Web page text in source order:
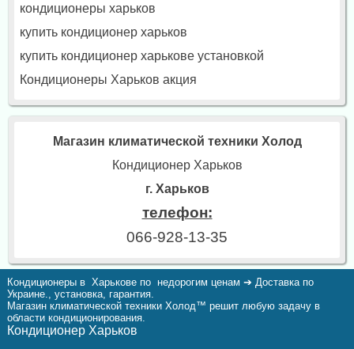
кондиционеры харьков
купить кондиционер харьков
купить кондиционер харькове установкой
Кондиционеры Харьков акция
Магазин климатической техники Холод
Кондиционер Харьков
г. Харьков
телефон:
066-928-13-35
Кондиционеры в Харькове по недорогим ценам ➔ Доставка по
Украине., установка, гарантия.
Магазин климатической техники Холод™ решит любую задачу в
области кондиционирования.
Кондиционер Харьков